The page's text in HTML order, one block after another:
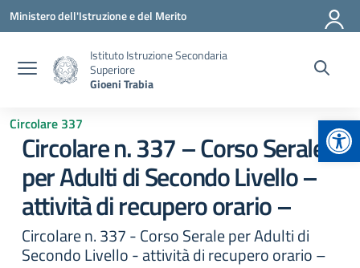
Vai ai contenuti
Vai al menu di navigazione
Vai al footer
Ministero dell'Istruzione e del Merito
Istituto Istruzione Secondaria
Superiore
Gioeni Trabia
Circolare 337
Circolare n. 337 – Corso Serale
per Adulti di Secondo Livello –
attività di recupero orario –
Circolare n. 337 - Corso Serale per Adulti di
Secondo Livello - attività di recupero orario –